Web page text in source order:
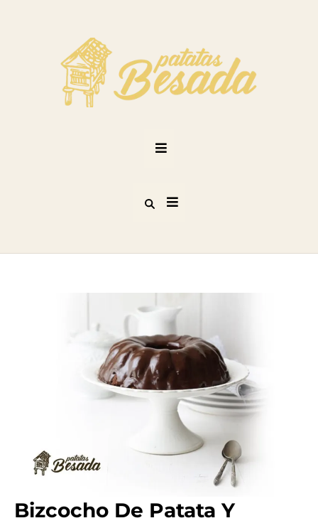
Bizcocho De Patata Y